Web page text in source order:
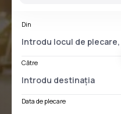
Din
Către
Data de plecare